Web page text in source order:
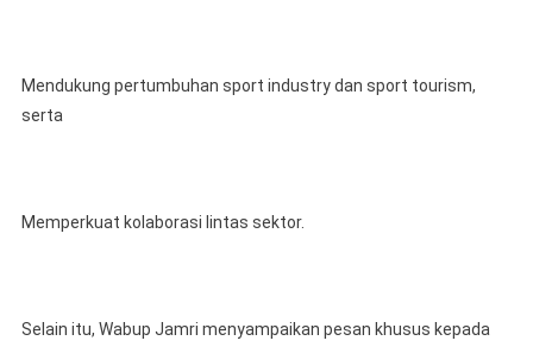
Mendukung pertumbuhan sport industry dan sport tourism,
serta
Memperkuat kolaborasi lintas sektor.
Selain itu, Wabup Jamri menyampaikan pesan khusus kepada